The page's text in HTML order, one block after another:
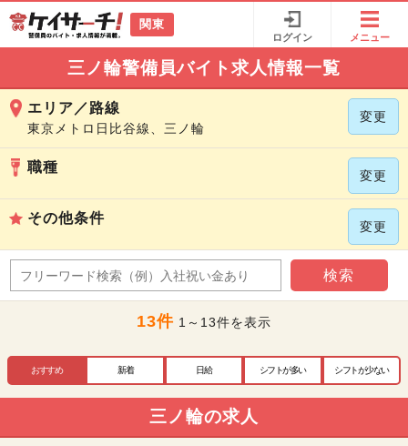
関東
ログイン メニュー
三ノ輪警備員バイト求人情報一覧
エリア／路線
東京メトロ日比谷線、三ノ輪
変更
職種
変更
その他条件
変更
検索
13件 1～13件を表示
おすすめ 新着 日給 シフトが多い シフトが少ない
三ノ輪の求人